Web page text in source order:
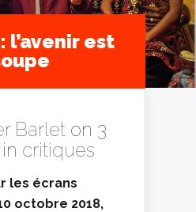
l’avenir est
Barlet on 3
critiques
les écrans
octobre 2018,